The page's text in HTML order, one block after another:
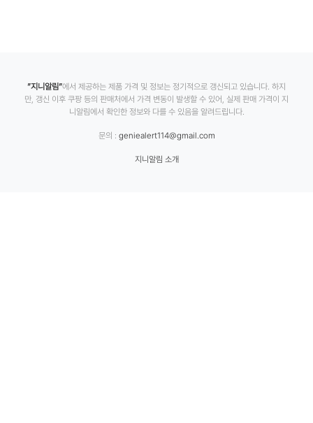
”지니알림”에서 제공하는 제품 가격 및 정보는 정기적으로 갱신되고 있습니다. 하지
만, 갱신 이후 쿠팡 등의 판매처에서 가격 변동이 발생할 수 있어, 실제 판매 가격이 지
니알림에서 확인한 정보와 다를 수 있음을 알려드립니다.
문의 : geniealert114@gmail.com
지니알림 소개